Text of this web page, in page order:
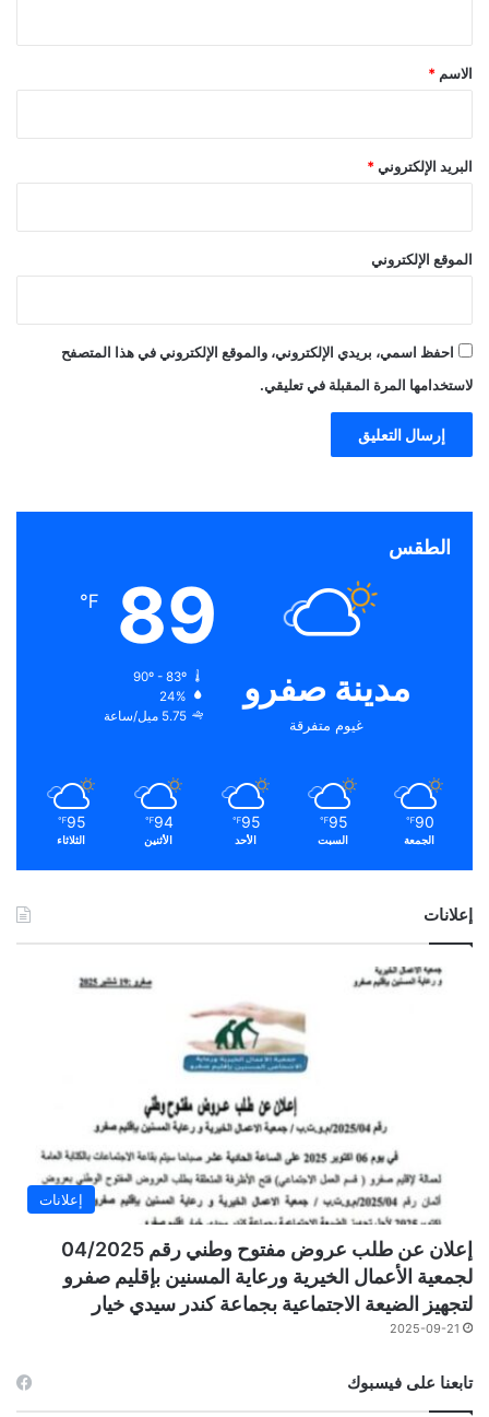
*
الاسم *
البريد الإلكتروني *
الموقع الإلكتروني
احفظ اسمي، بريدي الإلكتروني، والموقع الإلكتروني في هذا المتصفح
لاستخدامها المرة المقبلة في تعليقي.
الطقس
مدينة صفرو
غيوم متفرقة
89
℉
90º - 83º
24%
5.75 ميل/ساعة
90
℉
الجمعة
95
℉
السبت
95
℉
الأحد
94
℉
الأثنين
95
℉
الثلاثاء
إعلانات
إعلانات
إعلان عن طلب عروض مفتوح وطني رقم 04/2025
لجمعية الأعمال الخيرية ورعاية المسنين بإقليم صفرو
لتجهيز الضيعة الاجتماعية بجماعة كندر سيدي خيار
2025-09-21
تابعنا على فيسبوك